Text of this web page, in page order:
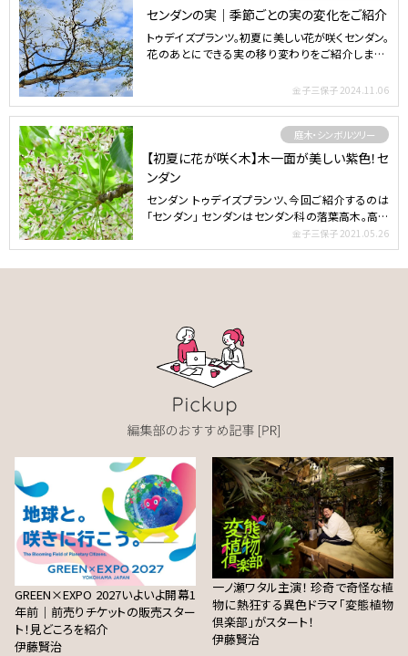
センダンの実｜季節ごとの実の変化をご紹介
トゥデイズプランツ。初夏に美しい花が咲くセンダン。
花のあとにできる実の移り変わりをご紹介します。
金子三保子 2024.11.06
庭木・シンボルツリー
【初夏に花が咲く木】木一面が美しい紫色！セ
ンダン
センダン トゥデイズプランツ、今回ご紹介するのは
「センダン」 センダンはセンダン科の落葉高木。高木
金子三保子 2021.05.26
GREEN×EXPO 2027いよいよ開幕1
年前｜前売りチケットの販売スター
ト！見どころを紹介
伊藤賢治
一ノ瀬ワタル主演！ 珍奇で奇怪な植
物に熱狂する異色ドラマ「変態植物
倶楽部」がスタート！
伊藤賢治